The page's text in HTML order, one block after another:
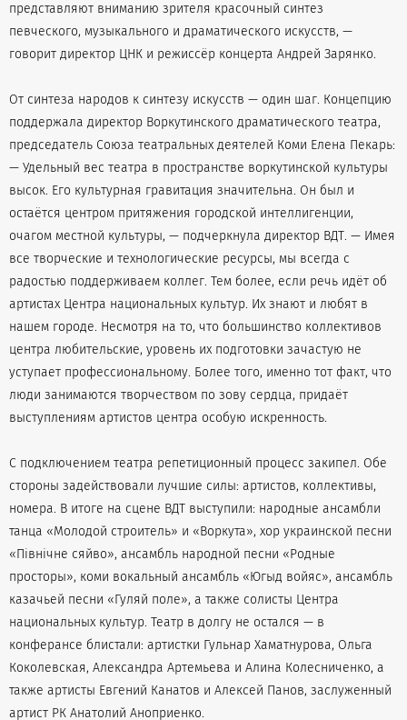
представляют вниманию зрителя красочный синтез
певческого, музыкального и драматического искусств, —
говорит директор ЦНК и режиссёр концерта Андрей Зарянко.
От синтеза народов к синтезу искусств — один шаг. Концепцию
поддержала директор Воркутинского драматического театра,
председатель Союза театральных деятелей Коми Елена Пекарь:
— Удельный вес театра в пространстве воркутинской культуры
высок. Его культурная гравитация значительна. Он был и
остаётся центром притяжения городской интеллигенции,
очагом местной культуры, — подчеркнула директор ВДТ. — Имея
все творческие и технологические ресурсы, мы всегда с
радостью поддерживаем коллег. Тем более, если речь идёт об
артистах Центра национальных культур. Их знают и любят в
нашем городе. Несмотря на то, что большинство коллективов
центра любительские, уровень их подготовки зачастую не
уступает профессиональному. Более того, именно тот факт, что
люди занимаются творчеством по зову сердца, придаёт
выступлениям артистов центра особую искренность.
С подключением театра репетиционный процесс закипел. Обе
стороны задействовали лучшие силы: артистов, коллективы,
номера. В итоге на сцене ВДТ выступили: народные ансамбли
танца «Молодой строитель» и «Воркута», хор украинской песни
«Пiвнiчне сяйво», ансамбль народной песни «Родные
просторы», коми вокальный ансамбль «Югыд войяс», ансамбль
казачьей песни «Гуляй поле», а также солисты Центра
национальных культур. Театр в долгу не остался — в
конферансе блистали: артистки Гульнар Хаматнурова, Ольга
Коколевская, Александра Артемьева и Алина Колесниченко, а
также артисты Евгений Канатов и Алексей Панов, заслуженный
артист РК Анатолий Аноприенко.